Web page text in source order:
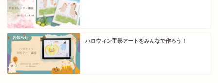
お知らせ
ハロウィン手形アートをみんなで作ろう！